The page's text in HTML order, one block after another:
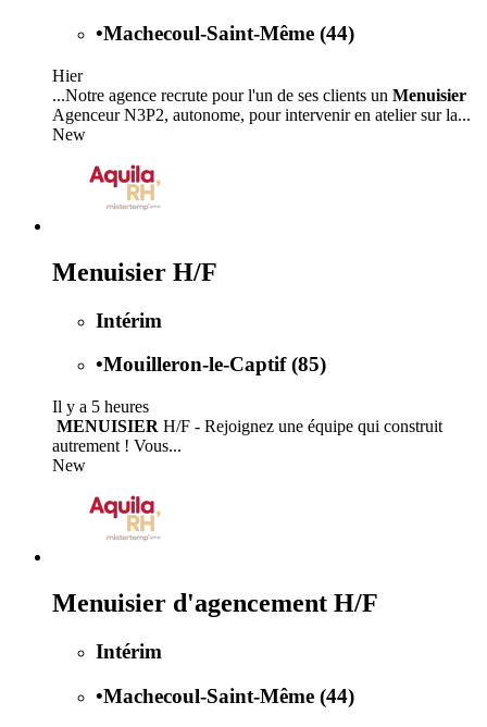
•Machecoul-Saint-Même (44)
Hier
...Notre agence recrute pour l'un de ses clients un Menuisier
Agenceur N3P2, autonome, pour intervenir en atelier sur la...
New
Menuisier H/F
Intérim
•Mouilleron-le-Captif (85)
Il y a 5 heures
MENUISIER H/F - Rejoignez une équipe qui construit
autrement ! Vous...
New
Menuisier d'agencement H/F
Intérim
•Machecoul-Saint-Même (44)